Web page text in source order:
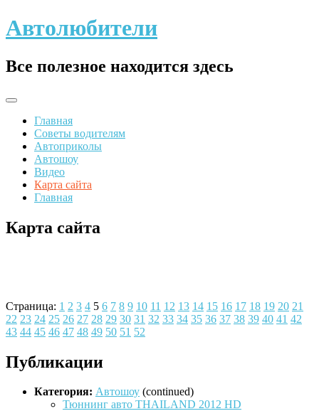
Skip
to
Автолюбители
Все полезное находится здесь
Главная
Советы водителям
Автоприколы
Автошоу
Видео
Карта сайта
Главная
Карта сайта
Страница: 1 2 3 4 5 6 7 8 9 10 11 12 13 14 15 16 17 18 19 20 21
22 23 24 25 26 27 28 29 30 31 32 33 34 35 36 37 38 39 40 41 42
43 44 45 46 47 48 49 50 51 52
Публикации
Категория: Автошоу (continued)
Тюннинг авто THAILAND 2012 HD